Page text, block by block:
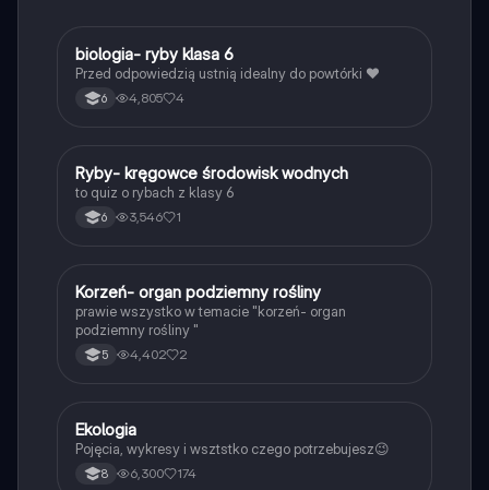
BBiologia
biologia- ryby klasa 6
Przed odpowiedzią ustnią idealny do powtórki ❤️
6 4,805 4
RBiologia
Ryby- kręgowce środowisk wodnych
to quiz o rybach z klasy 6
6 3,546 1
KBiologia
Korzeń- organ podziemny rośliny
prawie wszystko w temacie "korzeń- organ
podziemny rośliny "
5 4,402 2
Biologia
Ekologia
Pojęcia, wykresy i wsztstko czego potrzebujesz😉
8 6,300 174